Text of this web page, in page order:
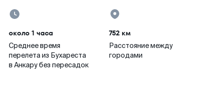
около 1 часа
Среднее время
перелета из Бухареста
в Анкару без пересадок
752 км
Расстояние между
городами